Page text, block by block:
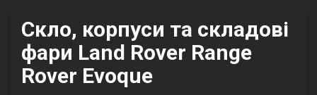
Скло, корпуси та складові
фари Land Rover Range
Rover Evoque